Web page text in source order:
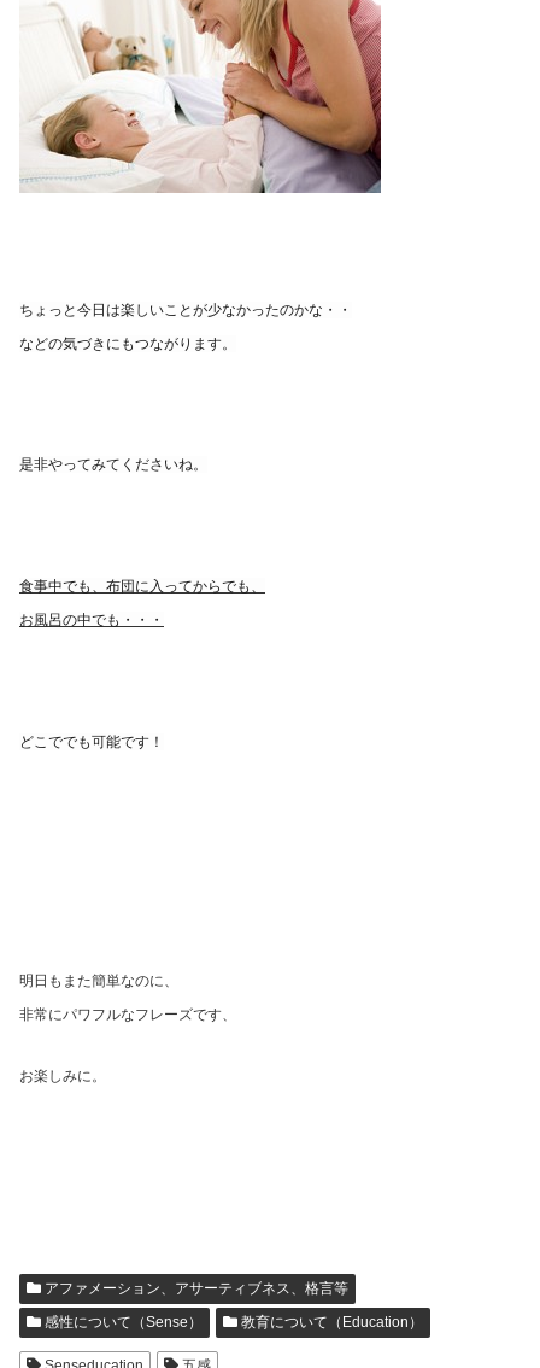
ちょっと今日は楽しいことが少なかったのかな・・
などの気づきにもつながります。
是非やってみてくださいね。
食事中でも、布団に入ってからでも、
お風呂の中でも・・・
どこででも可能です！
明日もまた簡単なのに、
非常にパワフルなフレーズです、
お楽しみに。
アファメーション、アサーティブネス、格言等
感性について（Sense）
教育について（Education）